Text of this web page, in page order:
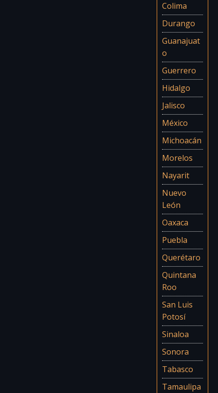
Colima
Durango
Guanajuat
o
Guerrero
Hidalgo
Jalisco
México
Michoacán
Morelos
Nayarit
Nuevo
León
Oaxaca
Puebla
Querétaro
Quintana
Roo
San Luis
Potosí
Sinaloa
Sonora
Tabasco
Tamaulipa